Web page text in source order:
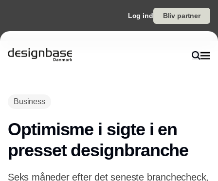
Log ind Bliv partner
Business
Optimisme i sigte i en
presset designbranche
Seks måneder efter det seneste branchecheck,